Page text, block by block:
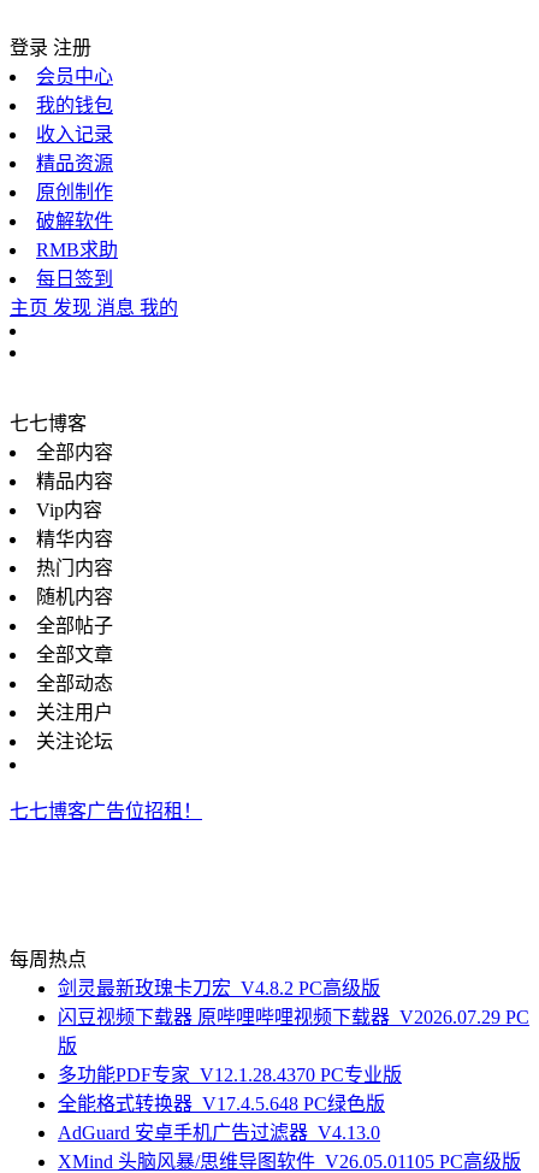
登录 注册
会员中心
我的钱包
收入记录
精品资源
原创制作
破解软件
RMB求助
每日签到
主页 发现 消息 我的
七七博客
全部内容
精品内容
Vip内容
精华内容
热门内容
随机内容
全部帖子
全部文章
全部动态
关注用户
关注论坛
七七博客广告位招租！
每周热点
剑灵最新玫瑰卡刀宏_V4.8.2 PC高级版
闪豆视频下载器 原哔哩哔哩视频下载器_V2026.07.29 PC
版
多功能PDF专家_V12.1.28.4370 PC专业版
全能格式转换器_V17.4.5.648 PC绿色版
AdGuard 安卓手机广告过滤器_V4.13.0
XMind 头脑风暴/思维导图软件_V26.05.01105 PC高级版